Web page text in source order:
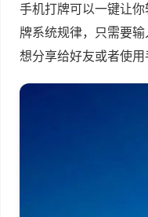
手机打牌可以一键让
牌系统规律，只需要
想分享给好友或者使用